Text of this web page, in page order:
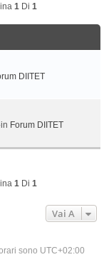
1 Di 1
DIITET
Forum DIITET
1 Di 1
Vai A
sono UTC+02:00